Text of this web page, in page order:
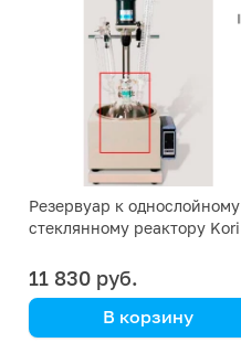
Резервуар к однослойному
стеклянному реактору Kori
11 830 руб.
В корзину